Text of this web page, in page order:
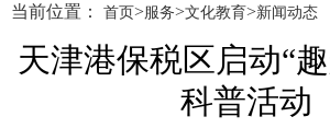
当前位置： 首页>服务>文化教育>新闻动态
天津港保税区启动“
科普活动